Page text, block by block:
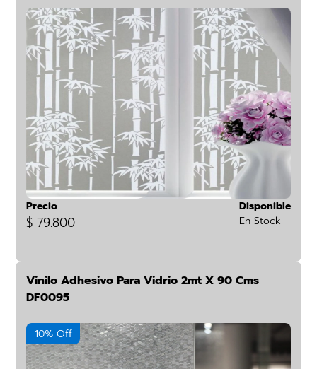
Precio
$ 79.800
Disponible
En Stock
Vinilo Adhesivo Para Vidrio 2mt X 90 Cms
DF0095
10% Off